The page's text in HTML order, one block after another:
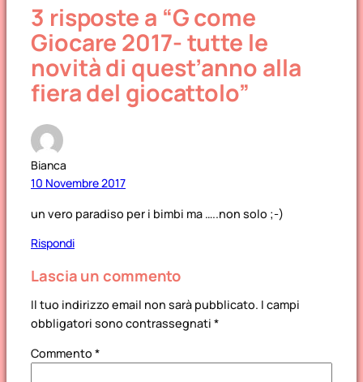
(2017)
3 risposte a “G come
Giocare 2017- tutte le
novità di quest’anno alla
fiera del giocattolo”
Bianca
10 Novembre 2017
un vero paradiso per i bimbi ma …..non solo ;-)
Rispondi
Lascia un commento
Il tuo indirizzo email non sarà pubblicato. I campi
obbligatori sono contrassegnati *
Commento *